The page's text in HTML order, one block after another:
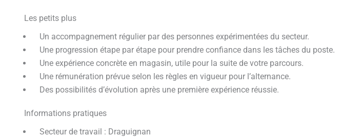
Les petits plus
Un accompagnement régulier par des personnes expérimentées du secteur.
Une progression étape par étape pour prendre confiance dans les tâches du poste.
Une expérience concrète en magasin, utile pour la suite de votre parcours.
Une rémunération prévue selon les règles en vigueur pour l’alternance.
Des possibilités d’évolution après une première expérience réussie.
Informations pratiques
Secteur de travail : Draguignan